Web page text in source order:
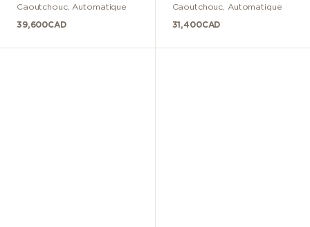
Caoutchouc, Automatique
39,600CAD
Caoutchouc
Automatique
31,400CAD